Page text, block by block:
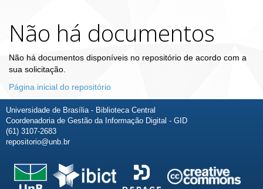
Não há documentos
Não há documentos disponíveis no repositório de acordo com a
sua solicitação.
Página inicial do repositório
Universidade de Brasília - Biblioteca Central
Coordenadoria de Gestão da Informação Digital - GID
(61) 3107-2683
repositorio@unb.br